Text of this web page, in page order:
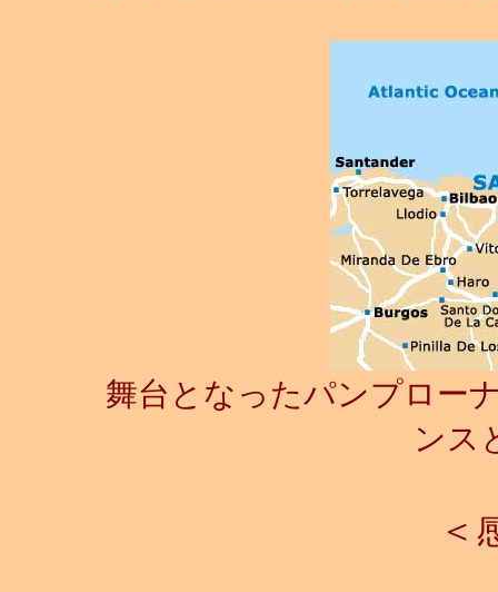
舞台となったパンプロー
ンス
＜